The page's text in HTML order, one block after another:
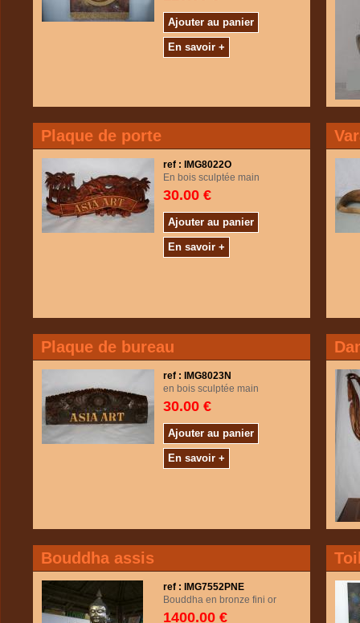
Ajouter au panier
En savoir +
Plaque de porte
ref : IMG8022O
En bois sculptée main
30.00 €
Ajouter au panier
En savoir +
Plaque de bureau
ref : IMG8023N
en bois sculptée main
30.00 €
Ajouter au panier
En savoir +
Bouddha assis
ref : IMG7552PNE
Bouddha en bronze fini or
1400.00 €